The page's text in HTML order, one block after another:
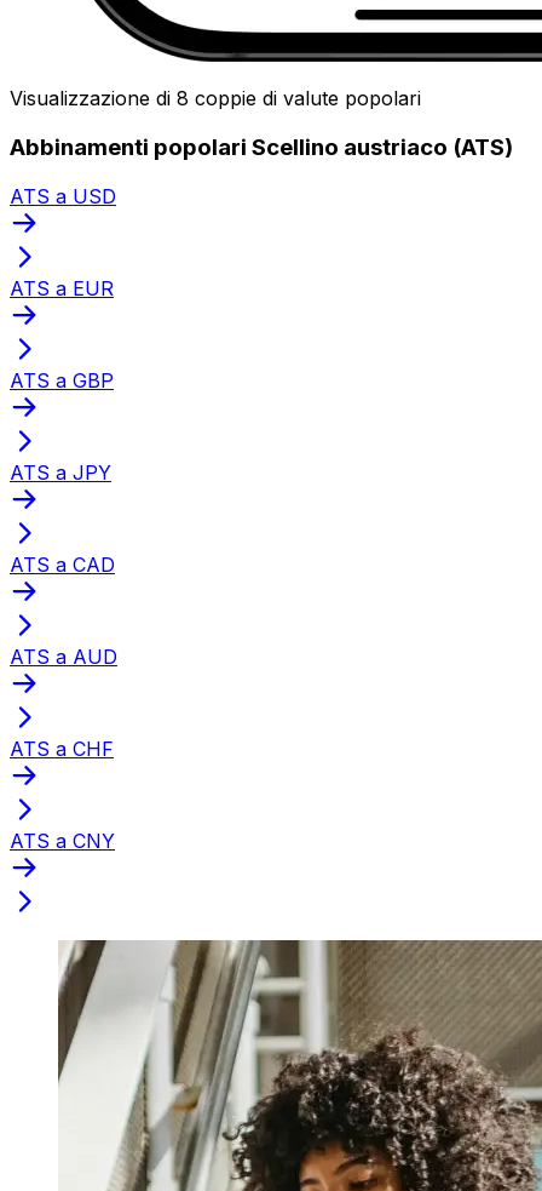
Visualizzazione di 8 coppie di valute popolari
Abbinamenti popolari Scellino austriaco (ATS)
ATS a USD
ATS a EUR
ATS a GBP
ATS a JPY
ATS a CAD
ATS a AUD
ATS a CHF
ATS a CNY